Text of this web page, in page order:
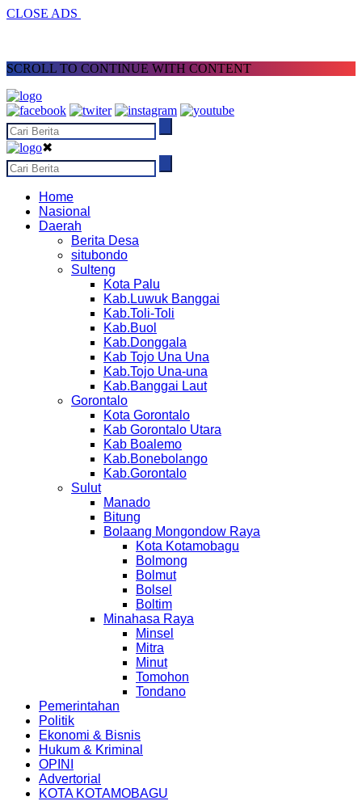
CLOSE ADS
SCROLL TO CONTINUE WITH CONTENT
✖
Home
Nasional
Daerah
Berita Desa
situbondo
Sulteng
Kota Palu
Kab.Luwuk Banggai
Kab.Toli-Toli
Kab.Buol
Kab.Donggala
Kab Tojo Una Una
Kab.Tojo Una-una
Kab.Banggai Laut
Gorontalo
Kota Gorontalo
Kab Gorontalo Utara
Kab Boalemo
Kab.Bonebolango
Kab.Gorontalo
Sulut
Manado
Bitung
Bolaang Mongondow Raya
Kota Kotamobagu
Bolmong
Bolmut
Bolsel
Boltim
Minahasa Raya
Minsel
Mitra
Minut
Tomohon
Tondano
Pemerintahan
Politik
Ekonomi & Bisnis
Hukum & Kriminal
OPINI
Advertorial
KOTA KOTAMOBAGU